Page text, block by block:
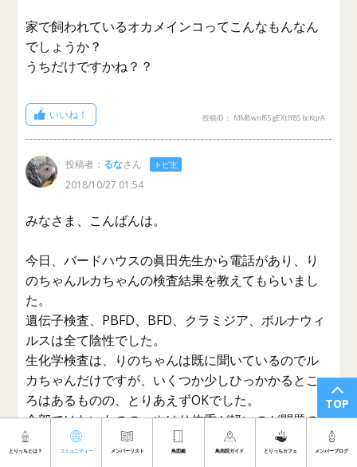
TOP
とりっちとは？ コミュニティー メンバーリスト 鳥図鑑 鳥病院ガイド とりっちカフェ メンバーブログ
家で飼われているオカメインコってこんなもんなん
でしょうか？
うちだけですかね？？
いいね！ 投稿ID： MM8wnf6SgEXtIY8SbcKqrA
投稿者： るなさん トピ主
2018/10/27 01:54
みなさま、こんばんは。
今日、バードハウスの眞田先生から電話があり、り
のちゃんルカちゃんの検査結果を教えてもらいまし
た。
遺伝子検査、PBFD、BFD、クラミジア、ボルナウィ
ルスは全て陰性でした。
生化学検査は、りのちゃんは既に聞いているのでル
カちゃんだけですが、いくつか少しひっかかるとこ
ろはあるものの、とりあえずOKでした。
全部ではないものの、やはり体重が軽いのが問題の
一部にある模様…